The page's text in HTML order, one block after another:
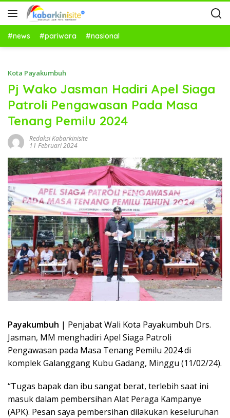
#news #pariwara #nasional
Kota Payakumbuh
Pj Wako Jasman Hadiri Apel Siaga
Patroli Pengawasan Pada Masa
Tenang Pemilu 2024
Redaksi Kabarkinisite
11 Februari 2024
Payakumbuh | Penjabat Wali Kota Payakumbuh Drs.
Jasman, MM menghadiri Apel Siaga Patroli
Pengawasan pada Masa Tenang Pemilu 2024 di
komplek Galanggang Kubu Gadang, Minggu (11/02/24).
“Tugas bapak dan ibu sangat berat, terlebih saat ini
masuk dalam pembersihan Alat Peraga Kampanye
(APK). Pesan saya pembersihan dilakukan keseluruhan